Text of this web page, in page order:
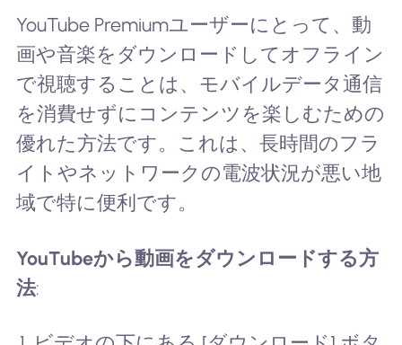
YouTube Premiumユーザーにとって、動
画や音楽をダウンロードしてオフライン
で視聴することは、モバイルデータ通信
を消費せずにコンテンツを楽しむための
優れた方法です。これは、長時間のフラ
イトやネットワークの電波状況が悪い地
域で特に便利です。
YouTubeから動画をダウンロードする方
法: